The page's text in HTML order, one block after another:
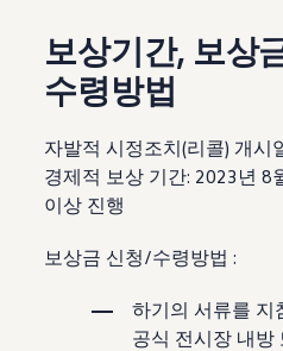
보상기간, 보상
수령방법
자발적 시정조치(리콜) 개시
경제적 보상 기간: 2023년 8
이상 진행
보상금 신청/수령방법 :
하기의 서류를 지
공식 전시장 내방